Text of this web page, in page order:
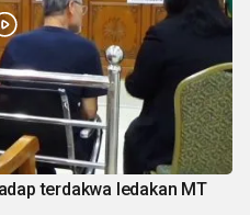
terdakwa ledakan MT